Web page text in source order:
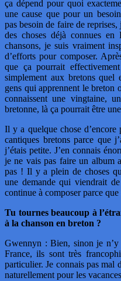
ça dépend pour quoi
une cause que pour un
pas besoin de faire de
des choses déjà connues en
chansons, je suis vraiment
d’efforts pour composer.
que ça pourrait
simplement aux bretons quel
gens qui apprennent le breton
connaissent une vingtaine,
bretonne, là ça pourrait être
Il y a quelque chose d’encore
cantiques bretons parce que
j’étais petite. J’en connais
je ne vais pas faire un album
pas ! Il y a plein de choses
une demande qui viendrait
continue à composer parce
Tu tournes beaucoup à
à la chanson en breton ?
Gwennyn : Bien, sinon je n’y
France, ils sont très
particulier. Je connais pas mal
naturellement pour les